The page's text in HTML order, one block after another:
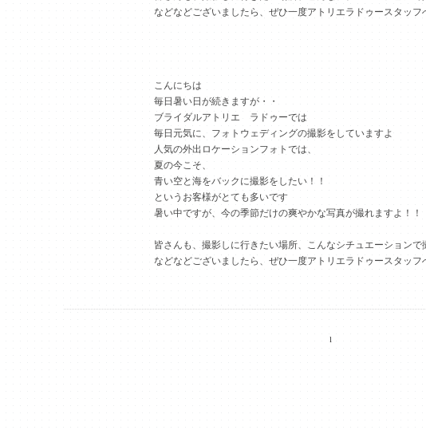
などなどございましたら、ぜひ一度アトリエラドゥースタッフ
こんにちは
毎日暑い日が続きますが・・
ブライダルアトリエ ラドゥーでは
毎日元気に、フォトウェディングの撮影をしていますよ
人気の外出ロケーションフォトでは、
夏の今こそ、
青い空と海をバックに撮影をしたい！！
というお客様がとても多いです
暑い中ですが、今の季節だけの爽やかな写真が撮れますよ！！
皆さんも、撮影しに行きたい場所、こんなシチュエーションで
などなどございましたら、ぜひ一度アトリエラドゥースタッフ
1